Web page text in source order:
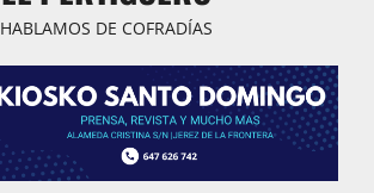
HABLAMOS DE COFRADÍAS